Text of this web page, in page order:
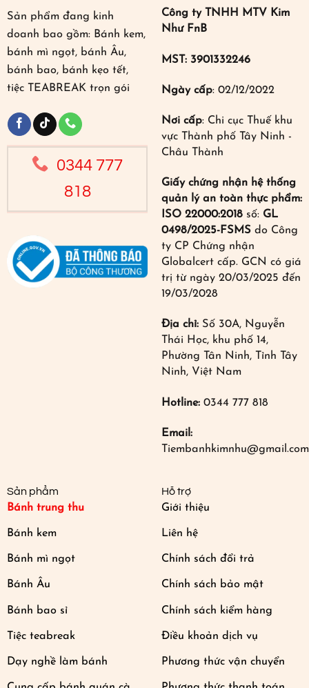
Sản phẩm đang kinh
doanh bao gồm: Bánh kem,
bánh mì ngọt, bánh Âu,
bánh bao, bánh kẹo tết,
tiệc TEABREAK trọn gói
0344 777
818
Công ty TNHH MTV Kim
Như FnB
MST: 3901332246
Ngày cấp: 02/12/2022
Nơi cấp: Chi cục Thuế khu
vực Thành phố Tây Ninh -
Châu Thành
Giấy chứng nhận hệ thống
quản lý an toàn thực phẩm:
ISO 22000:2018 số: GL
0498/2025-FSMS do Công
ty CP Chứng nhận
Globalcert cấp. GCN có giá
trị từ ngày 20/03/2025 đến
19/03/2028
Địa chỉ: Số 30A, Nguyễn
Thái Học, khu phố 14,
Phường Tân Ninh, Tỉnh Tây
Ninh, Việt Nam
Hotline: 0344 777 818
Email:
Tiembanhkimnhu@gmail.com
Sản phẩm
Bánh trung thu
Bánh kem
Bánh mì ngọt
Bánh Âu
Bánh bao sỉ
Tiệc teabreak
Dạy nghề làm bánh
Hỗ trợ
Giới thiệu
Liên hệ
Chính sách đổi trả
Chính sách bảo mật
Chính sách kiểm hàng
Điều khoản dịch vụ
Phương thức vận chuyển